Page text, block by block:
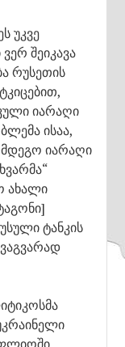
უკვე
შეიკავა
რუსეთის
იარაღი
ისაა,
იარაღი
ახალი
ტანკის